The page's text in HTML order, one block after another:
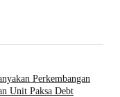
Perkembangan
Unit Paksa Debt